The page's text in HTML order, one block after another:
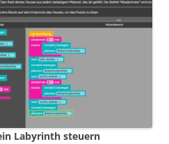
Labyrinth steuern